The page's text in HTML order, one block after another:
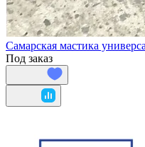
Самарская мастика
Под заказ